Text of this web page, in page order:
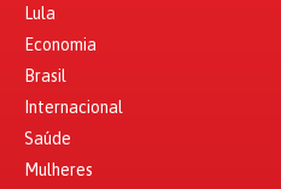
Lula
Economia
Brasil
Internacional
Saúde
Mulheres